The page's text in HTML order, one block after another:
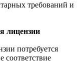
требований и
лицензии
потребуется
соответствие